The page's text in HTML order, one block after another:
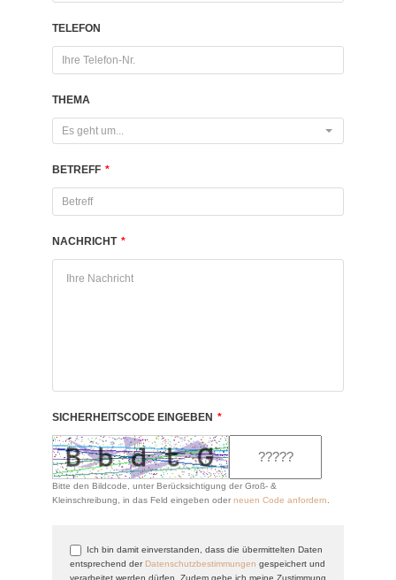
TELEFON
THEMA
Es geht um...
BETREFF *
NACHRICHT *
SICHERHEITSCODE EINGEBEN *
Bitte den Bildcode, unter Berücksichtigung der Groß- &
Kleinschreibung, in das Feld eingeben oder neuen Code anfordern
Ich bin damit einverstanden, dass die übermittelten Daten
entsprechend der Datenschutzbestimmungen gespeichert und
verarbeitet werden dürfen. Zudem gebe ich meine Zustimmung